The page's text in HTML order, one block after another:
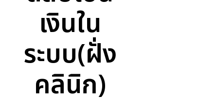
เงินใน
ระบบ(ฝั่ง
คลินิก)